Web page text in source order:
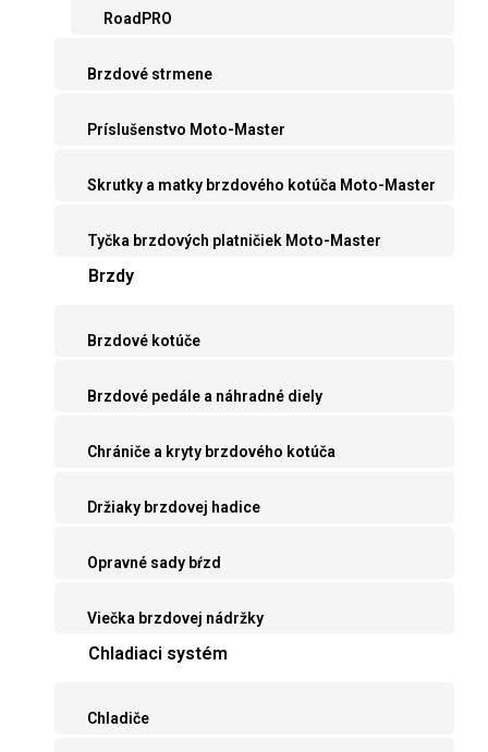
RoadPRO
Brzdové strmene
Príslušenstvo Moto-Master
Skrutky a matky brzdového kotúča Moto-Master
Tyčka brzdových platničiek Moto-Master
Brzdy
Brzdové kotúče
Brzdové pedále a náhradné diely
Chrániče a kryty brzdového kotúča
Držiaky brzdovej hadice
Opravné sady bŕzd
Viečka brzdovej nádržky
Chladiaci systém
Chladiče